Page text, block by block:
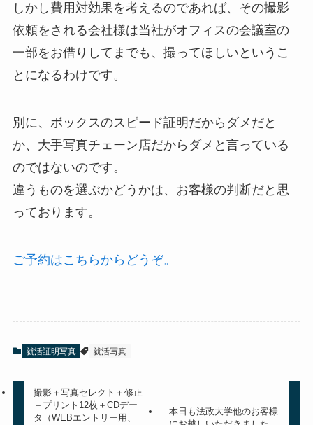
しかし費用対効果を考えるのであれば、その撮影
依頼をされる会社様は当社がオフィスの会議室の
一部をお借りしてまでも、撮ってほしいというこ
とになるわけです。
別に、ボックスのスピード証明だからダメだと
か、大手写真チェーン店だからダメと言っている
のではないのです。
違うものを選ぶかどうかは、お客様の判断だと思
っております。
ご予約はこちらからどうぞ。
就活証明写真 就活写真
撮影＋写真セレクト＋修正
＋プリント12枚＋CDデー
タ（WEBエントリー用、
本日も法政大学他のお客様